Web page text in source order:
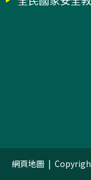
網頁地圖 |